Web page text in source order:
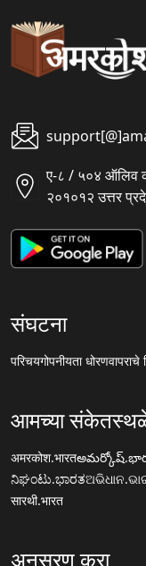
ए-८ / ५०४ ऑलिव
२०१०१२ उत्तर
संघटना
परिचयगोपनीयता धोरणवापराचे
आमच्या
अमरकोश.भारत
ನಿಘಂಟು.ಭಾರತ
सारथी.भारत
अनुसरण करा